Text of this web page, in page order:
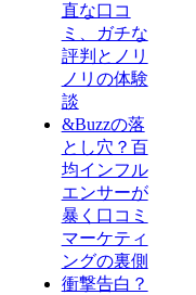
直な口コ
ミ、ガチな
評判とノリ
ノリの体験
談
&Buzzの落
とし穴？百
均インフル
エンサーが
暴く口コミ
マーケティ
ングの裏側
衝撃告白？